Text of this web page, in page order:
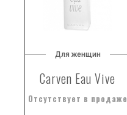
Для женщин
Carven Eau Vive
Отсутствует в продаже